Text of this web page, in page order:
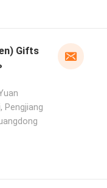
Gifts
Pengjiang